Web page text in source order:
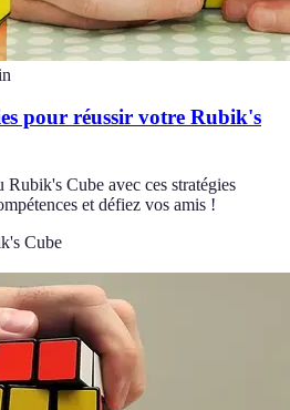
pour réussir votre Rubik's
Cube avec ces stratégies
et défiez vos amis !
Cube